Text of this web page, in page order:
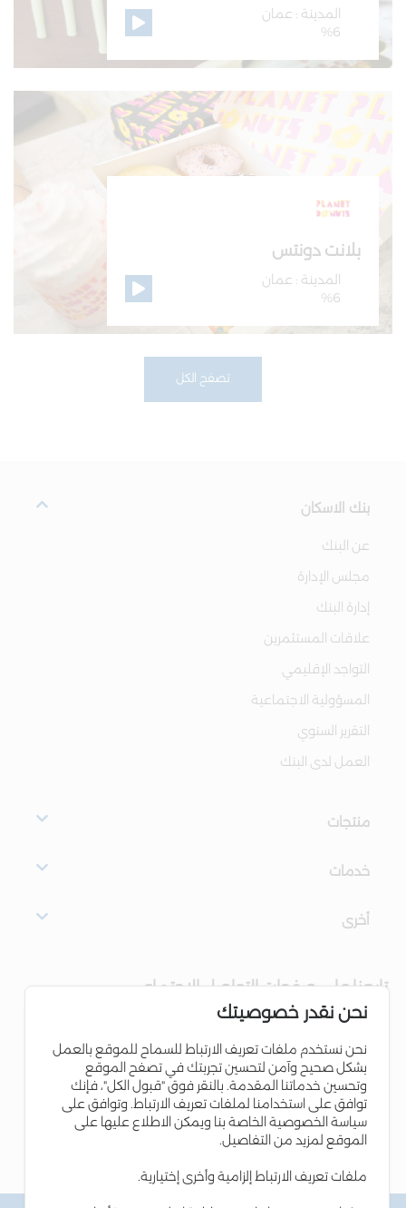
المدينة : عمان
%6
بلانت دونتس
المدينة : عمان
%6
تصفح الكل
بنك الاسكان
عن البنك
مجلس الإدارة
إدارة البنك
علاقات المستثمرين
التواجد الإقليمي
المسؤولية الاجتماعية
التقرير السنوي
العمل لدى البنك
منتجات
خدمات
أخرى
تابعنا على صفحات التواصل الاجتماعي
نحن نقدر خصوصيتك
نحن نستخدم ملفات تعريف الارتباط للسماح للموقع بالعمل
بشكل صحيح وآمن لتحسين تجربتك في تصفح الموقع
وتحسين خدماتنا المقدمة. بالنقر فوق "قبول الكل"، فإنك
توافق على استخدامنا لملفات تعريف الارتباط. وتوافق على
سياسة الخصوصية الخاصة بنا ويمكن الاطلاع عليها على
الموقع لمزيد من التفاصيل.
ملفات تعريف الارتباط إلزامية وأخرى إختيارية.